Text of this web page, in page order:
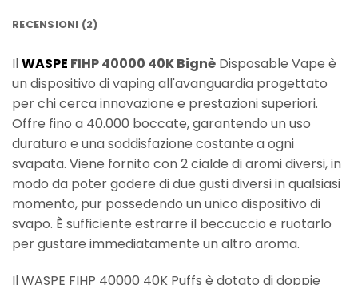
RECENSIONI (2)
IlWASPE FIHP 40000 40K Bignè Disposable Vape è
un dispositivo di vaping all'avanguardia progettato
per chi cerca innovazione e prestazioni superiori.
Offre fino a 40.000 boccate, garantendo un uso
duraturo e una soddisfazione costante a ogni
svapata. Viene fornito con 2 cialde di aromi diversi, in
modo da poter godere di due gusti diversi in qualsiasi
momento, pur possedendo un unico dispositivo di
svapo. È sufficiente estrarre il beccuccio e ruotarlo
per gustare immediatamente un altro aroma.
Il WASPE FIHP 40000 40K Puffs è dotato di doppie